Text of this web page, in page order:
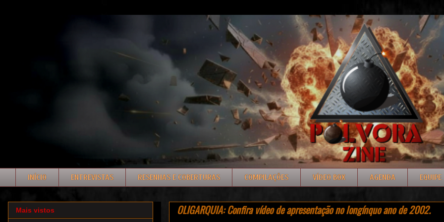
INÍCIO ENTREVISTAS RESENHAS E COBERTURAS COMPILAÇÕES VÍDEO BOX AGENDA EQUIPE
OLIGARQUIA: Confira vídeo de apresentação no longínquo ano de 2002.
Mais vistos